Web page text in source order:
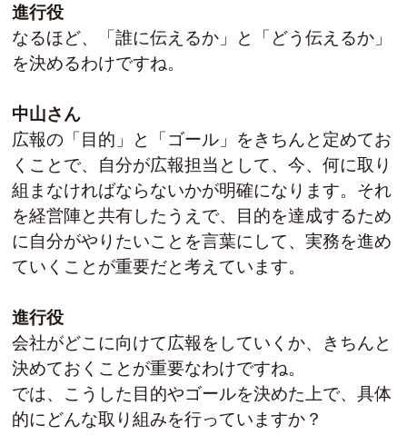
進行役
なるほど、「誰に伝えるか」と「どう伝えるか」
を決めるわけですね。
中山さん
広報の「目的」と「ゴール」をきちんと定めてお
くことで、自分が広報担当として、今、何に取り
組まなければならないかが明確になります。それ
を経営陣と共有したうえで、目的を達成するため
に自分がやりたいことを言葉にして、実務を進め
ていくことが重要だと考えています。
進行役
会社がどこに向けて広報をしていくか、きちんと
決めておくことが重要なわけですね。
では、こうした目的やゴールを決めた上で、具体
的にどんな取り組みを行っていますか？